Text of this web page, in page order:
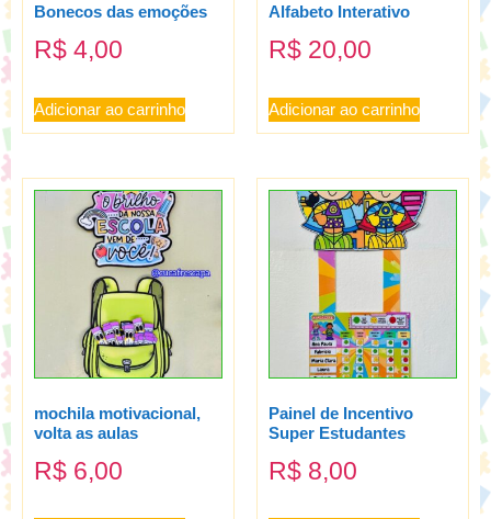
Bonecos das emoções
R$ 4,00
Adicionar ao carrinho
Alfabeto Interativo
R$ 20,00
Adicionar ao carrinho
mochila motivacional,
volta as aulas
R$ 6,00
Painel de Incentivo
Super Estudantes
R$ 8,00